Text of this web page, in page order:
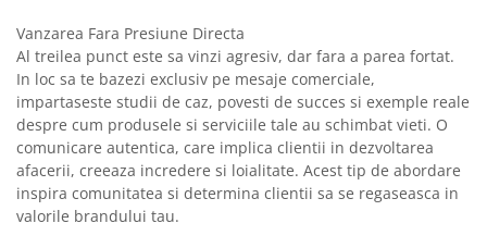
Vanzarea Fara Presiune Directa
Al treilea punct este sa vinzi agresiv, dar fara a parea fortat.
In loc sa te bazezi exclusiv pe mesaje comerciale,
impartaseste studii de caz, povesti de succes si exemple reale
despre cum produsele si serviciile tale au schimbat vieti. O
comunicare autentica, care implica clientii in dezvoltarea
afacerii, creeaza incredere si loialitate. Acest tip de abordare
inspira comunitatea si determina clientii sa se regaseasca in
valorile brandului tau.